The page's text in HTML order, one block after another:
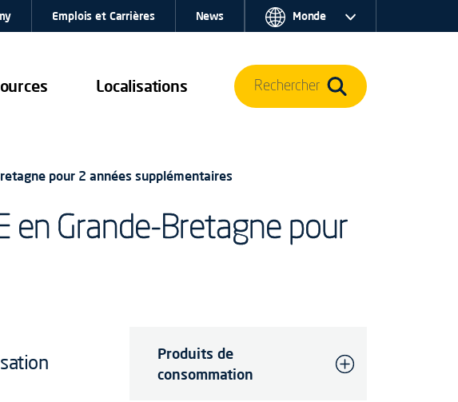
Localisations
Emplois et Carrières News Monde
Rechercher
pour 2 années supplémentaires
en Grande-Bretagne pour
Produits de
consommation